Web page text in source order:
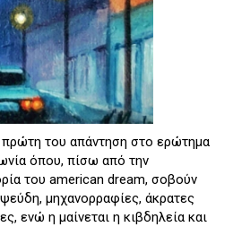
του απάντηση στο ερώτημα
όπου, πίσω από την
του american dream, σοβούν
μηχανορραφίες, άκρατες
ενώ η μαίνεται η κιβδηλεία και